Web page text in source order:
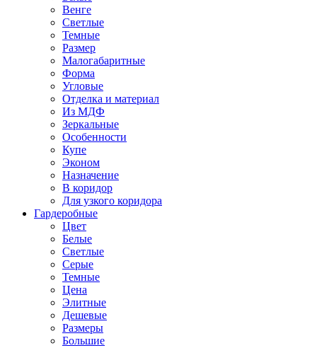
Венге
Светлые
Темные
Размер
Малогабаритные
Форма
Угловые
Отделка и материал
Из МДФ
Зеркальные
Особенности
Купе
Эконом
Назначение
В коридор
Для узкого коридора
Гардеробные
Цвет
Белые
Светлые
Серые
Темные
Цена
Элитные
Дешевые
Размеры
Большие